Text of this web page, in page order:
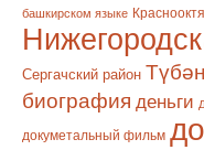
башкирском языке
Сергачский район
биография деньги
докуметальный фильм